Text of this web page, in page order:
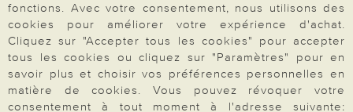
À propos de nous
Besoin d'aide?
fonctions. Avec votre consentement, nous utilisons des
cookies pour améliorer votre expérience d'achat.
Cliquez sur "Accepter tous les cookies" pour accepter
tous les cookies ou cliquez sur "Paramètres" pour en
savoir plus et choisir vos préférences personnelles en
matière de cookies. Vous pouvez révoquer votre
consentement à tout moment à l'adresse suivante: